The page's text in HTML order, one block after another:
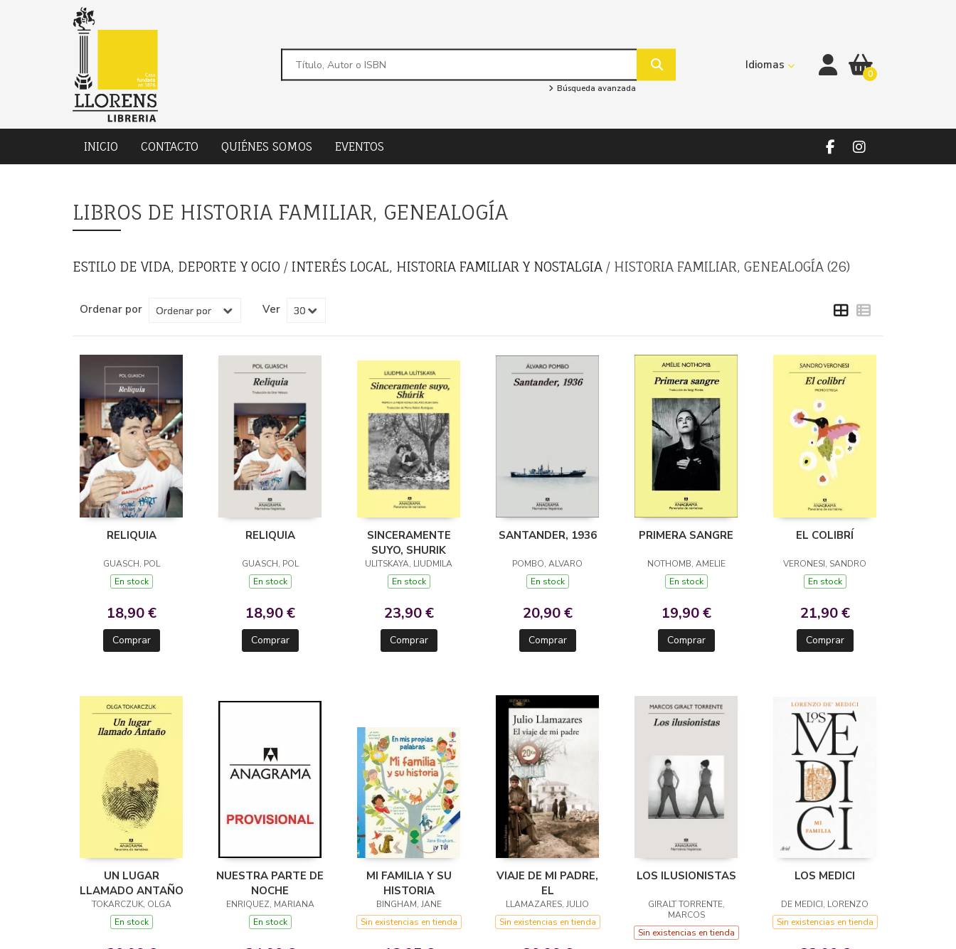
Búsqueda avanzada
Idiomas
0
INICIO CONTACTO QUIÉNES SOMOS EVENTOS
LIBROS DE HISTORIA FAMILIAR, GENEALOGÍA
ESTILO DE VIDA, DEPORTE Y OCIO / INTERÉS LOCAL, HISTORIA FAMILIAR Y NOSTALGIA / HISTORIA FAMILIAR, GENEALOGÍA (26)
Ordenar por Ver
RELIQUIA
GUASCH, POL
En stock
18,90 €
Comprar
RELIQUIA
GUASCH, POL
En stock
18,90 €
Comprar
SINCERAMENTE
SUYO, SHURIK
ULITSKAYA, LIUDMILA
En stock
23,90 €
Comprar
SANTANDER, 1936
POMBO, ALVARO
En stock
20,90 €
Comprar
PRIMERA SANGRE
NOTHOMB, AMELIE
En stock
19,90 €
Comprar
EL COLIBRÍ
VERONESI, SANDRO
En stock
21,90 €
Comprar
UN LUGAR
LLAMADO ANTAÑO
TOKARCZUK, OLGA
En stock
NUESTRA PARTE DE
NOCHE
ENRIQUEZ, MARIANA
En stock
MI FAMILIA Y SU
HISTORIA
BINGHAM, JANE
Sin existencias en tienda
VIAJE DE MI PADRE,
EL
LLAMAZARES, JULIO
Sin existencias en tienda
LOS ILUSIONISTAS
GIRALT TORRENTE,
MARCOS
Sin existencias en tienda
LOS MEDICI
DE MEDICI, LORENZO
Sin existencias en tienda